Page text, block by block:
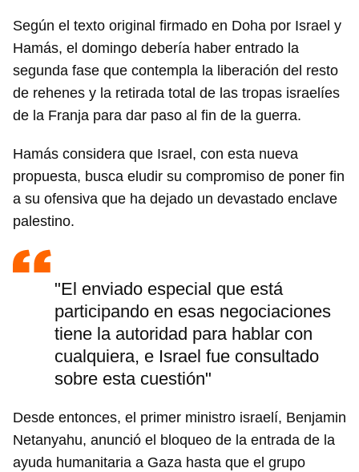
Guardar como favorito
Para poder guardar como favorito, primero has de
iniciar sesión con tu cuenta de 14ymedio.
INICIAR SESIÓN
Según el texto original firmado en Doha por Israel y
Hamás, el domingo debería haber entrado la
segunda fase que contempla la liberación del resto
de rehenes y la retirada total de las tropas israelíes
de la Franja para dar paso al fin de la guerra.
Hamás considera que Israel, con esta nueva
propuesta, busca eludir su compromiso de poner fin
a su ofensiva que ha dejado un devastado enclave
palestino.
"El enviado especial que está
participando en esas negociaciones
tiene la autoridad para hablar con
cualquiera, e Israel fue consultado
sobre esta cuestión"
Desde entonces, el primer ministro israelí, Benjamin
Netanyahu, anunció el bloqueo de la entrada de la
ayuda humanitaria a Gaza hasta que el grupo